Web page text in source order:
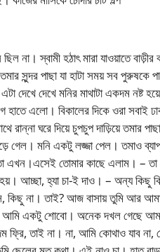
না। স্বামী হঠাৎ মারা যাওয়াতে
সুন্দর পাছা যা হাটা সময় সব পুরুষকে
দেখে দেখে মনির মাথাটা একদম নষ্ট
হাতে এলো। বিকালের দিকে ওরা সবাই
রান্না ঘরে দিয়ে চুপচুপ দাড়িয়ে তমার
গেল। মনি একটু লজ্জা পেল। তমাও
তোমার কাছে এলাম। – তা
আচ্ছা, হ্যা চা-ই দাও। – অন্য কিছু
কিছু না। তাই? আজ বাসায় তুমি আর
একটু শোবো। অনেক দখল গেছে
তাই না। না, আমি কোথাও যাব না,